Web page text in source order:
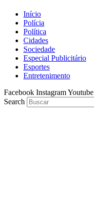
Início
Polícia
Política
Cidades
Sociedade
Especial Publicitário
Esportes
Entretenimento
Facebook InstagramYoutube
Search